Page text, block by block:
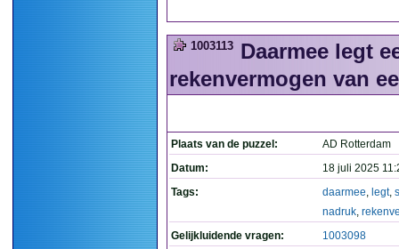
1003113 Daarmee legt
rekenvermogen van
Plaats van de puzzel:
AD Rotterdam
Datum:
18 juli 2025
Tags:
daarmee, legt,
nadruk,
Gelijkluidende vragen:
1003098